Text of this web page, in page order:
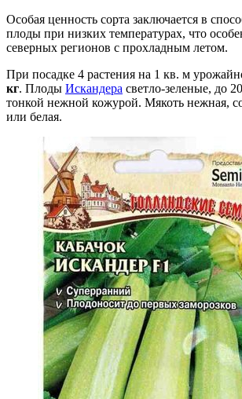
Особая ценность сорта заключается в
плоды при низких температурах, что
северных регионов с прохладным летом.
При посадке 4 растения на 1 кв. м
кг. Плоды Искандера светло-зеленые, до
тонкой нежной кожурой. Мякоть нежная,
или белая.